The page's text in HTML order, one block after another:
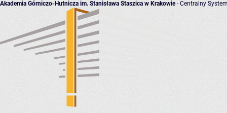
Akademia Górniczo-Hutnicza im. Stanisława Staszica w Krakowie- Centralny